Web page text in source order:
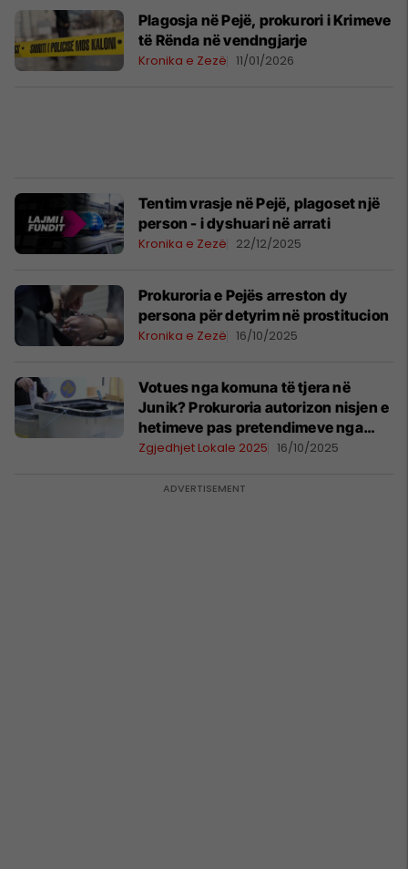
Plagosja në Pejë, prokurori i Krimeve
të Rënda në vendngjarje
Kronika e Zezë 11/01/2026
Tentim vrasje në Pejë, plagoset një
person - i dyshuari në arrati
Kronika e Zezë 22/12/2025
Prokuroria e Pejës arreston dy
persona për detyrim në prostitucion
Kronika e Zezë 16/10/2025
Votues nga komuna të tjera në
Junik? Prokuroria autorizon nisjen e
hetimeve pas pretendimeve nga
AAK-ja
Zgjedhjet Lokale 2025 16/10/2025